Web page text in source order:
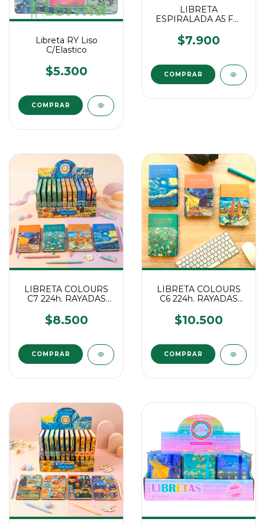
Libreta RY Liso
C/Elastico
$5.300
COMPRAR
LIBRETA
ESPIRALADA A5 FW
$7.900
LIBRETA COLOURS
C7 224h. RAYADAS
$8.500
LIBRETA COLOURS
C6 224h. RAYADAS
$10.500